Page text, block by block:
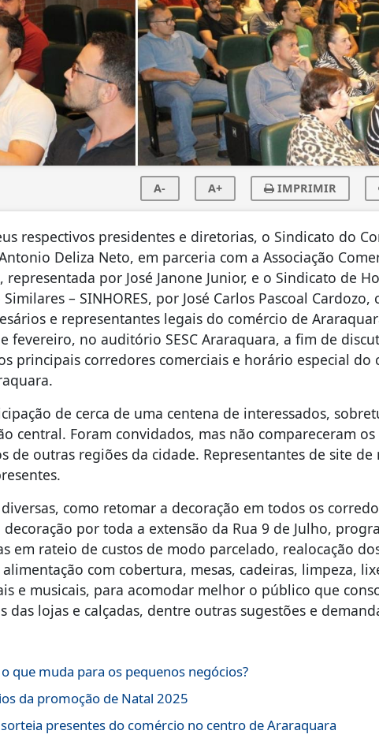
A- A+ IMPRIMIR
respectivos presidentes e diretorias, o Sindicato do
Deliza Neto, em parceria com a Associação
representada por José Janone Junior, e o Sindicato de
– SINHORES, por José Carlos Pascoal Cardozo,
e representantes legais do comércio de
fevereiro, no auditório SESC Araraquara, a fim de
principais corredores comerciais e horário especial do
de cerca de uma centena de interessados,
central. Foram convidados, mas não compareceram
de outras regiões da cidade. Representantes de site de
como retomar a decoração em todos os
por toda a extensão da Rua 9 de Julho,
em rateio de custos de modo parcelado, realocação
com cobertura, mesas, cadeiras, limpeza,
e musicais, para acomodar melhor o público que
das lojas e calçadas, dentre outras sugestões e
que muda para os pequenos negócios?
da promoção de Natal 2025
presentes do comércio no centro de Araraquara